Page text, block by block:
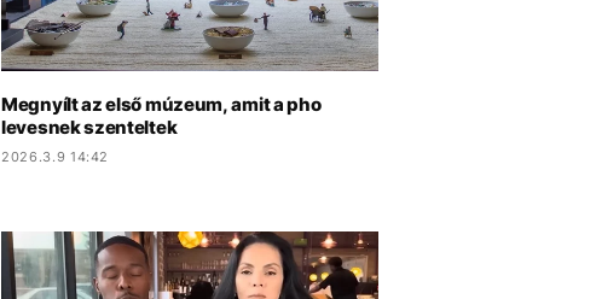
Megnyílt az első múzeum, amit a pho
levesnek szenteltek
2026.3.9 14:42